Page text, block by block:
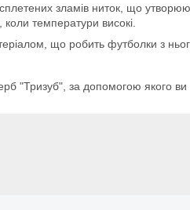
зламів ниток, що
температури високі.
що робить футболки з
"Тризуб", за допомогою якого ви